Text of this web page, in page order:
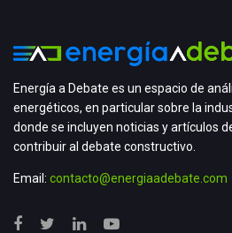
Energía a Debate es un espacio de
energéticos, en particular sobre la
donde se incluyen noticias y artículos
contribuir al debate constructivo.
Email: contacto@energiaadebate.com